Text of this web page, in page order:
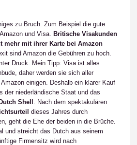
zu Bruch. Zum Beispiel die gute
und Visa. Britische Visakunden
mehr mit ihrer Karte bei Amazon
sind Amazon die Gebühren zu hoch.
Druck. Mein Tipp: Visa ist alles
daher werden sie sich aller
einigen. Deshalb ein klarer Kauf
der niederländische Staat und das
Shell . Nach dem spektakulären
dieses Jahres durch
geht die Ehe der beiden in die Brüche.
und streicht das Dutch aus seinem
Firmensitz wird nach